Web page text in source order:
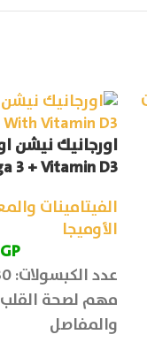
3 + Vitamin D3
الفيتامينات
الأوميجا
عدد الكبسولات: 30 كبسولة
مهم لصحة
والمفاصل